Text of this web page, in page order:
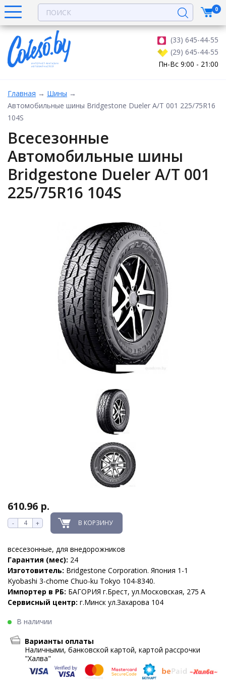
(33) 645-44-55
(29) 645-44-55
Пн-Вс 9:00 - 21:00
0
Главная → Шины →
Автомобильные шины Bridgestone Dueler A/T 001 225/75R16
104S
Всесезонные
Автомобильные шины
Bridgestone Dueler A/T 001
225/75R16 104S
610.96 р.
- + В КОРЗИНУ
всесезонные, для внедорожников
Гарантия (мес): 24
Изготовитель: Bridgestone Corporation. Япония 1-1
Kyobashi 3-chome Chuo-ku Tokyo 104-8340.
Импортер в РБ: БАГОРИЯ г.Брест, ул.Московская, 275 А
Сервисный центр: г.Минск ул.Захарова 104
В наличии
Варианты оплаты
Наличными, банковской картой, картой рассрочки
"Халва"